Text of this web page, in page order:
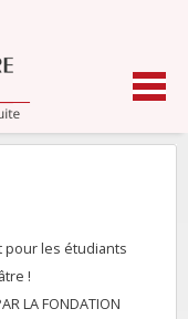
pour les étudiants
!
LA FONDATION